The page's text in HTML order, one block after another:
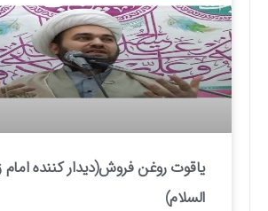
یاقوت روغن فروش(دیدار کننده امام
السلام)